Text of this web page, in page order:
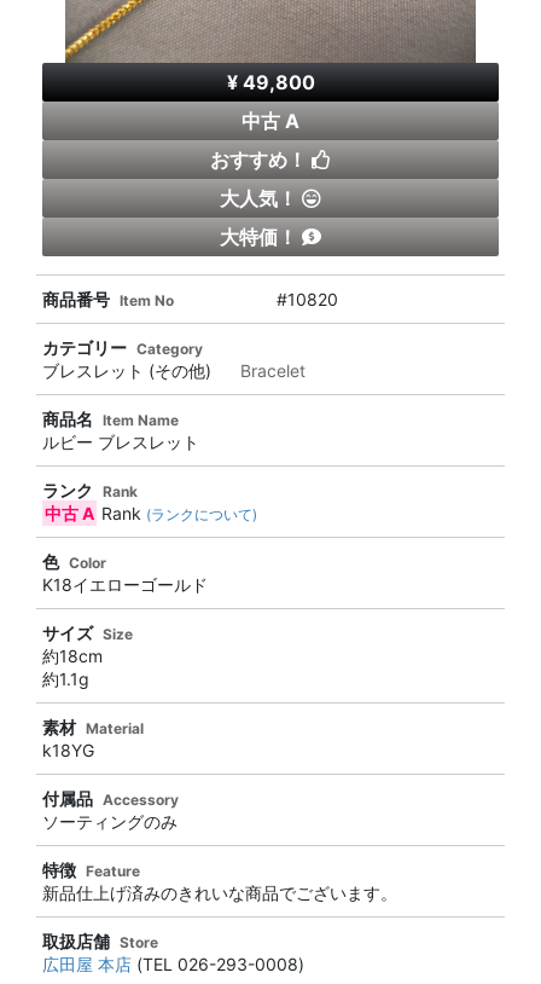
¥ 49,800
中古 A
おすすめ！
大人気！
大特価！
商品番号 Item No #10820
カテゴリー Category
ブレスレット (その他) Bracelet
商品名 Item Name
ルビー ブレスレット
ランク Rank
中古 A Rank (ランクについて)
色 Color
K18イエローゴールド
サイズ Size
約18cm
約1.1g
素材 Material
k18YG
付属品 Accessory
ソーティングのみ
特徴 Feature
新品仕上げ済みのきれいな商品でございます。
取扱店舗 Store
広田屋 本店 (TEL 026-293-0008)